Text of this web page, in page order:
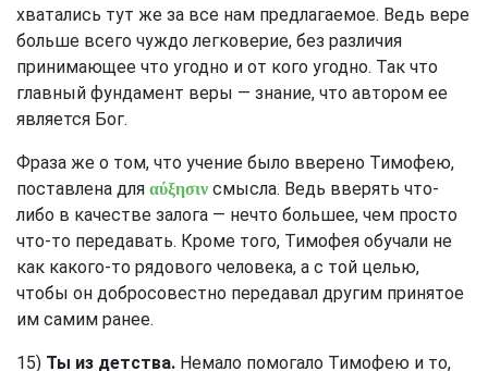
хватались тут же за все нам предлагаемое. Ведь вере
больше всего чуждо легковерие, без различия
принимающее что угодно и от кого угодно. Так что
главный фундамент веры — знание, что автором ее
является Бог.
Фраза же о том, что учение было вверено Тимофею,
поставлена для αύξησιν смысла. Ведь вверять что-
либо в качестве залога — нечто большее, чем просто
что-то передавать. Кроме того, Тимофея обучали не
как какого-то рядового человека, а с той целью,
чтобы он добросовестно передавал другим принятое
им самим ранее.
15) Ты из детства. Немало помогало Тимофею и то,